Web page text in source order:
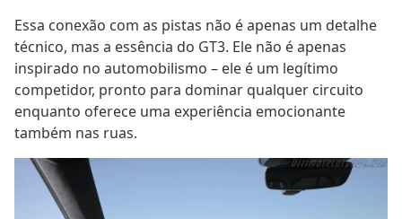
Essa conexão com as pistas não é apenas um detalhe
técnico, mas a essência do GT3. Ele não é apenas
inspirado no automobilismo – ele é um legítimo
competidor, pronto para dominar qualquer circuito
enquanto oferece uma experiência emocionante
também nas ruas.